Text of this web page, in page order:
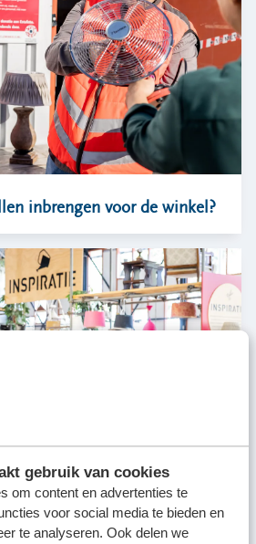
gebruik van cookies
om content en advertenties te
voor social media te bieden en
te analyseren. Ook delen we
inbrengen voor de winkel?